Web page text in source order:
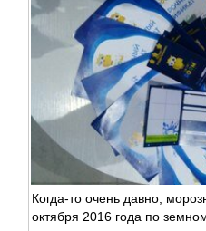
Когда-то очень давно,
октября 2016 года по